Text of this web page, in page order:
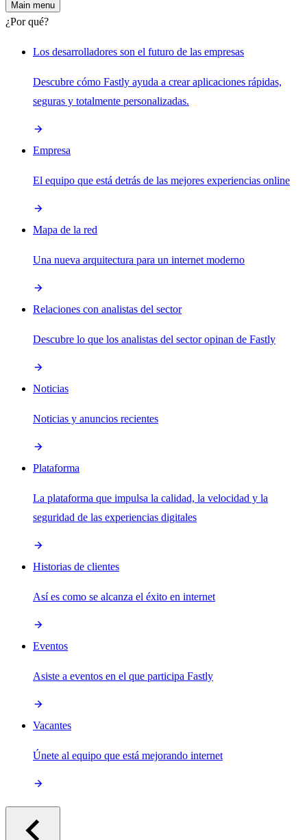
Main menu
¿Por qué?
Los desarrolladores son el futuro de las empresas
Descubre cómo Fastly ayuda a crear aplicaciones rápidas,
seguras y totalmente personalizadas.
Empresa
El equipo que está detrás de las mejores experiencias online
Mapa de la red
Una nueva arquitectura para un internet moderno
Relaciones con analistas del sector
Descubre lo que los analistas del sector opinan de Fastly
Noticias
Noticias y anuncios recientes
Plataforma
La plataforma que impulsa la calidad, la velocidad y la
seguridad de las experiencias digitales
Historias de clientes
Así es como se alcanza el éxito en internet
Eventos
Asiste a eventos en el que participa Fastly
Vacantes
Únete al equipo que está mejorando internet